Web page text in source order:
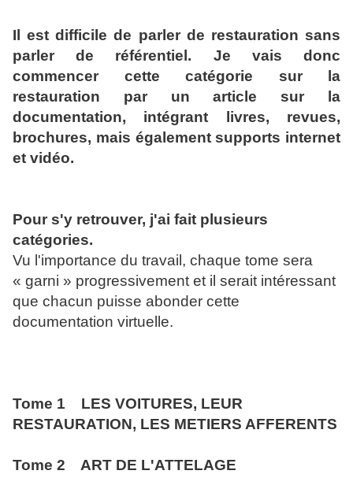
Il est difficile de parler de restauration sans
parler de référentiel. Je vais donc
commencer cette catégorie sur la
restauration par un article sur la
documentation, intégrant livres, revues,
brochures, mais également supports internet
et vidéo.
Pour s'y retrouver, j'ai fait plusieurs
catégories.
Vu l'importance du travail, chaque tome sera
« garni » progressivement et il serait intéressant
que chacun puisse abonder cette
documentation virtuelle.
Tome 1 LES VOITURES, LEUR
RESTAURATION, LES METIERS AFFERENTS
Tome 2 ART DE L'ATTELAGE